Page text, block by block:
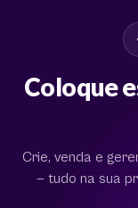
Coloque
Crie, venda e
— tudo na sua